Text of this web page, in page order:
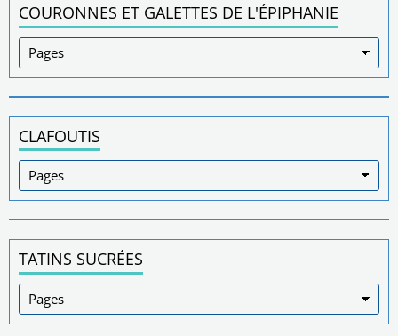
COURONNES ET GALETTES DE L'ÉPIPHANIE
CLAFOUTIS
TATINS SUCRÉES